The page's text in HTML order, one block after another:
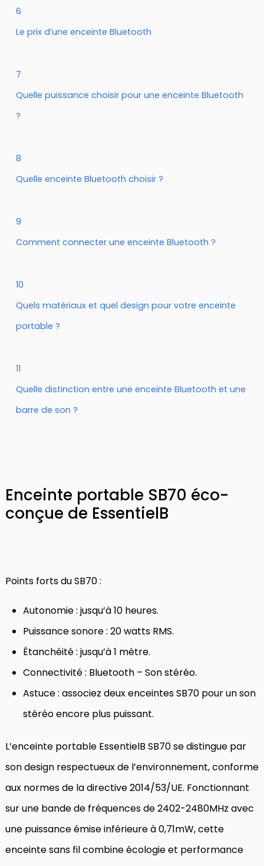
6
Le prix d’une enceinte Bluetooth
7
Quelle puissance choisir pour une enceinte Bluetooth
?
8
Quelle enceinte Bluetooth choisir ?
9
Comment connecter une enceinte Bluetooth ?
10
Quels matériaux et quel design pour votre enceinte
portable ?
11
Quelle distinction entre une enceinte Bluetooth et une
barre de son ?
Enceinte portable SB70 éco-
conçue de EssentielB
Points forts du SB70 :
Autonomie : jusqu’à 10 heures.
Puissance sonore : 20 watts RMS.
Étanchéité : jusqu’à 1 mètre.
Connectivité : Bluetooth – Son stéréo.
Astuce : associez deux enceintes SB70 pour un son
stéréo encore plus puissant.
L’enceinte portable EssentielB SB70 se distingue par
son design respectueux de l’environnement, conforme
aux normes de la directive 2014/53/UE. Fonctionnant
sur une bande de fréquences de 2402-2480MHz avec
une puissance émise inférieure à 0,71mW, cette
enceinte sans fil combine écologie et performance